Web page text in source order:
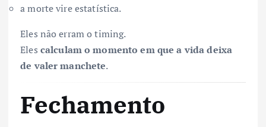
a morte vire estatística.
Eles não erram o timing.
Eles calculam o momento em que a vida deixa
de valer manchete.
Fechamento